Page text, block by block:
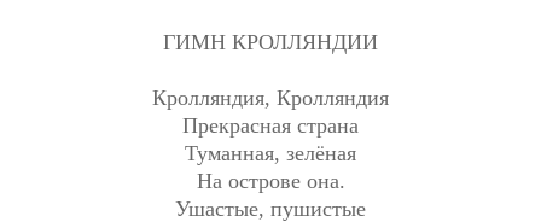
ГИМН КРОЛЛЯНДИИ
Кролляндия, Кролляндия
Прекрасная страна
Туманная, зелёная
На острове она.
Ушастые, пушистые